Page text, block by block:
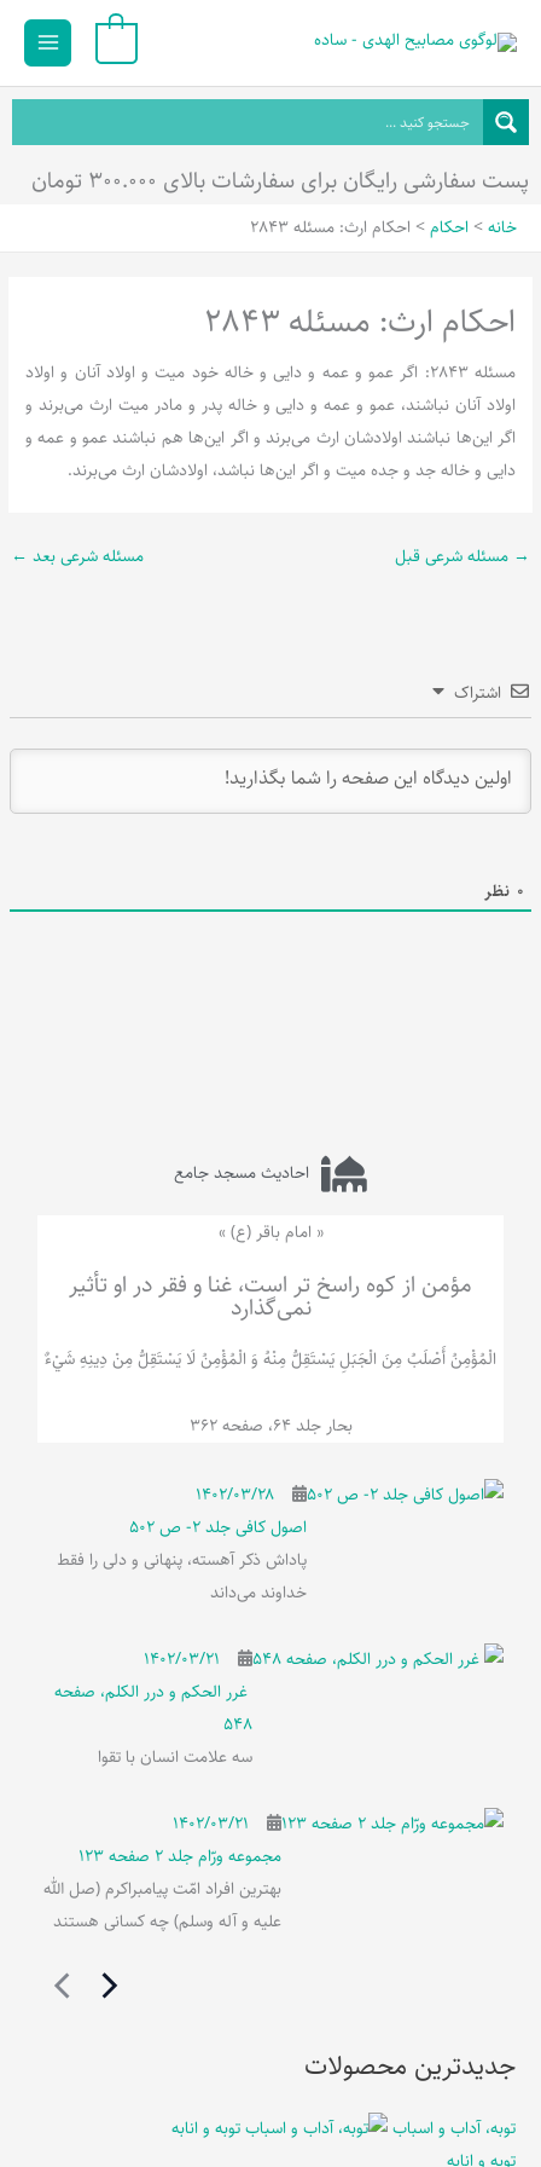
محتوا
Main
پست سفارشی رایگان برای سفارشات بالای ۳۰۰.۰۰۰ تومان
خانه احکام احکام ارث: مسئله 2843
احکام ارث: مسئله 2843
مسئله 2843: اگر عمو و عمه و دایی و خاله خود میت و اولاد آنان و اولاد
اولاد آنان نباشند، عمو و عمه و دایی و خاله پدر و مادر میت ارث می‌برند و
اگر این‌ها نباشند اولادشان ارث می‌برند و اگر این‌ها هم نباشند عمو و عمه و
دایی و خاله جد و جده میت و اگر این‌ها نباشد، اولادشان ارث می‌برند.
→ مسئله شرعی قبل مسئله شرعی بعد ←
اشتراک
0 نظر
احادیث مسجد جامع
« امام باقر (ع) »
مؤمن از کوه راسخ تر است، غنا و فقر در او تأثیر
نمی‌گذارد
الْمُؤْمِنُ‌ أَصْلَبُ‌ مِنَ‌ الْجَبَلِ‌ یَسْتَقِلُّ مِنْهُ وَ الْمُؤْمِنُ لَا يَسْتَقِلُّ مِنْ دِينِهِ شَيْ‌ءٌ
بحار جلد 64، صفحه 362
۱۴۰۲/۰۳/۲۸
اصول کافی جلد 2- ص 502
پاداش ذکر آهسته، پنهانی و دلی را فقط
خداوند می‌داند
۱۴۰۲/۰۳/۲۱
غرر الحکم و درر الکلم، صفحه
548
سه علامت انسان با تقوا
۱۴۰۲/۰۳/۲۱
مجموعه ورّام جلد 2 صفحه 123
بهترین افراد امّت پیامبراکرم (صل الله
علیه و آله وسلم) چه کسانی هستند
جدیدترین محصولات
توبه، آداب و اسباب
توبه و انابه